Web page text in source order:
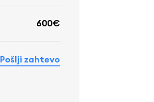
600€
Pošlji zahtevo